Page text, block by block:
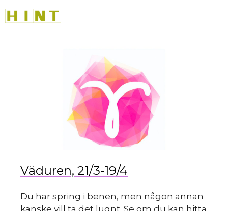
till
Väduren, 21/3-19/4
Du har spring i benen, men någon annan
kanske vill ta det lugnt. Se om du kan hitta